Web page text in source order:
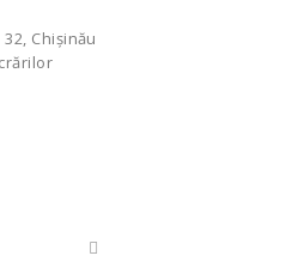
Chișinău